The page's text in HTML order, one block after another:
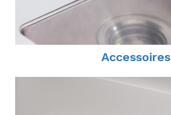
Accessoires